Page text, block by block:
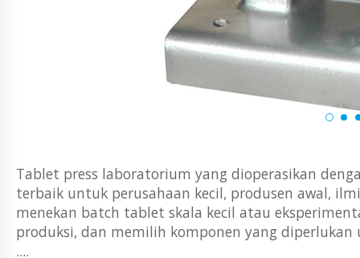
Tablet press laboratorium yang dioperasikan
terbaik untuk perusahaan kecil, produsen awal,
menekan batch tablet skala kecil atau
produksi, dan memilih komponen yang
....